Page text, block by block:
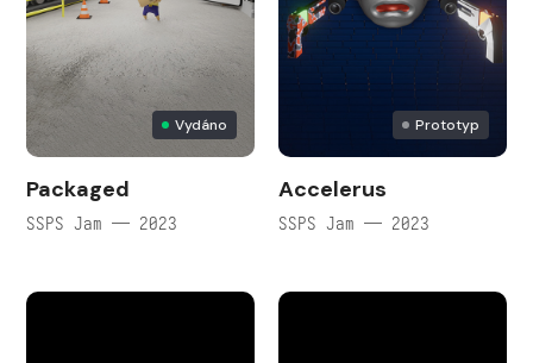
Vydáno
Packaged
SSPS Jam — 2023
Prototyp
Accelerus
SSPS Jam — 2023